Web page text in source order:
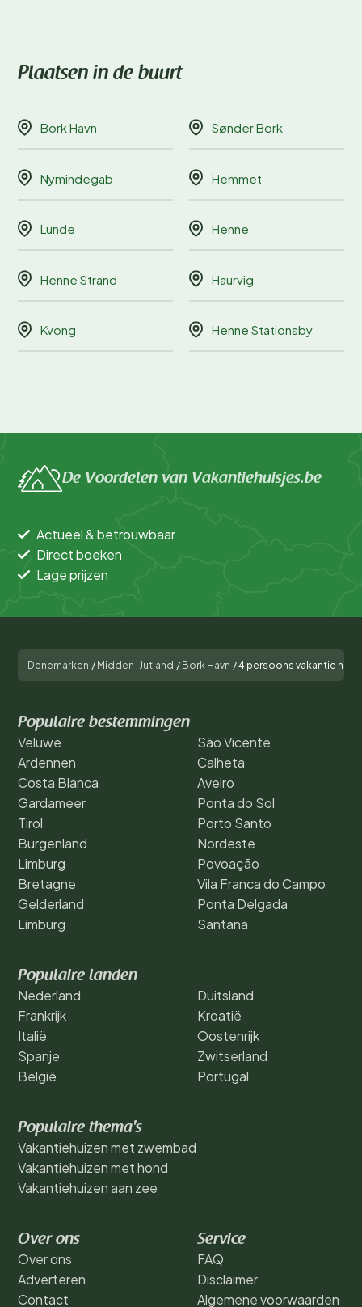
Plaatsen in de buurt
Bork Havn Sønder Bork
Nymindegab Hemmet
Lunde Henne
Henne Strand Haurvig
Kvong Henne Stationsby
De Voordelen van Vakantiehuisjes.be
Actueel & betrouwbaar
Direct boeken
Lage prijzen
Denemarken / Midden-Jutland / Bork Havn /4 persoons vakantie huis
Populaire bestemmingen
Veluwe
Ardennen
Costa Blanca
Gardameer
Tirol
Burgenland
Limburg
Bretagne
Gelderland
Limburg
São Vicente
Calheta
Aveiro
Ponta do Sol
Porto Santo
Nordeste
Povoação
Vila Franca do Campo
Ponta Delgada
Santana
Populaire landen
Nederland
Frankrijk
Italië
Spanje
België
Duitsland
Kroatië
Oostenrijk
Zwitserland
Portugal
Populaire thema's
Vakantiehuizen met zwembad
Vakantiehuizen met hond
Vakantiehuizen aan zee
Over ons
Over ons
Adverteren
Contact
Service
FAQ
Disclaimer
Algemene voorwaarden